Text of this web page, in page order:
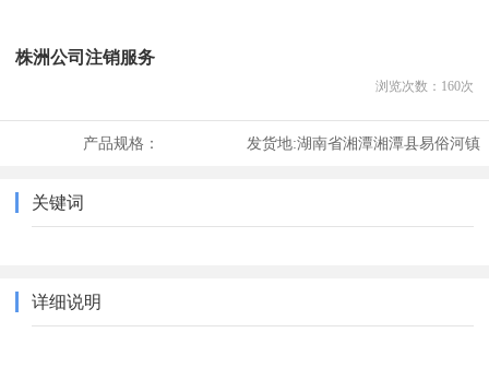
株洲公司注销服务
浏览次数： 160次
产品规格： 发货地:湖南省湘潭湘潭县易俗河镇
关键词
详细说明